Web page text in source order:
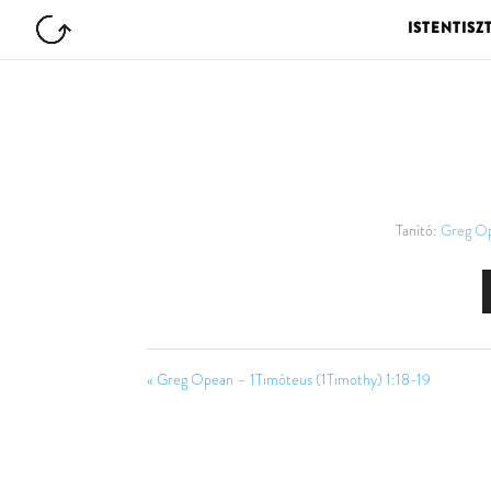
Tanító: Greg
« Greg Opean – 1Timóteus (1Timothy) 1:18-19